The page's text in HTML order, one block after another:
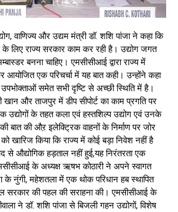
वाणिज्य और उद्यम मंत्री डॉ. शशि पांजा ने कहा कि
के लिए राज्य सरकार काम कर रही है। उद्योग जगत
बनना चाहिए। एमसीसीआई द्वारा राज्य में
आयोजित एक परिचर्चा में यह बात कही। उन्होंने कहा
समेत सभी दृष्टि से अच्छी स्थिति में है।
और ताजपुर में डीप सीपोर्ट का काम प्रगति पर
उद्योगों के तहत कला एवं हस्तशिल्प उद्योग एवं उनके
बात की औऱ इलेक्ट्रिक वाहनों के निर्माण पर जोर
खारिज किया कि राज्य में कोई बड़ा निवेश नहीं है
से औद्योगिक हड़ताल नहीं हुई,यह निरंतरता एक
के अध्यक्ष ऋषभ कोठारी ने अपने स्वागत
के नुंगी, महेशतला में एक थोक परिधान हब स्थापित
सरकार की पहल की सराहना की। एमसीसीआई के
ने डॉ. शशि पांजा से बिजली गहन उद्योगों, विशेष